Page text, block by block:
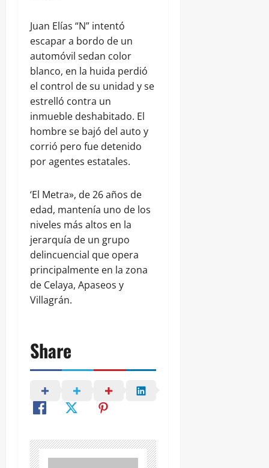
Juan Elías “N” intentó
escapar a bordo de un
automóvil sedan color
blanco, en la huida perdió
el control de su unidad y se
estrelló contra un
inmueble deshabitado. El
hombre se bajó del auto y
corrió pero fue detenido
por agentes estatales.
‘El Metra», de 26 años de
edad, mantenía uno de los
niveles más altos en la
jerarquía de un grupo
delincuencial que opera
principalmente en la zona
de Celaya, Apaseos y
Villagrán.
Share